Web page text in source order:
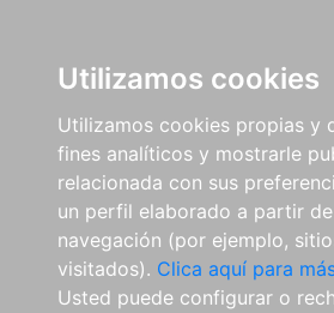
Utilizamos cookies
Utilizamos cookies propias y
fines analíticos y mostrarle
relacionada con sus
un perfil elaborado a partir
navegación (por ejemplo,
visitados). Clica aquí para
Usted puede configurar o